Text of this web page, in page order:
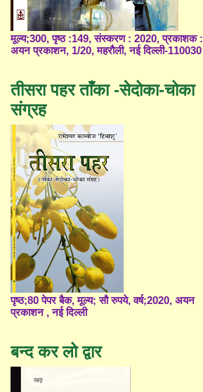
मूल्य;300, पृष्ठ :149, संस्करण : 2020, प्रकाशक :
अयन प्रकाशन, 1/20, महरौली, नई दिल्ली-110030
तीसरा पहर ताँका -सेदोका-चोका
संग्रह
पृष्ठ;80 पेपर बैक, मूल्य; सौ रुपये, वर्ष;2020, अयन
प्रकाशन , नई दिल्ली
बन्द कर लो द्वार